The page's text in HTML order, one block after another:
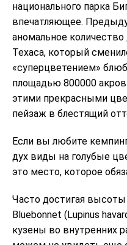
национального парка
впечатляющее.
аномальное
Техаса, который
«суперцветением»
площадью 800000
этими прекрасными
пейзаж в блестящий
Если вы любите
дух виды на голубые
это место, которое
Часто достигая высоты
Bluebonnet (Lupinus
кузены во внутренних